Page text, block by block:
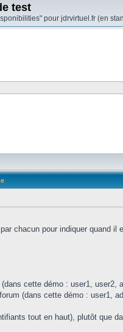
test
pour jdrvirtuel.fr (en
chacun pour indiquer quand il
cette démo : user1, user2,
(dans cette démo : user1,
tout en haut), plutôt que